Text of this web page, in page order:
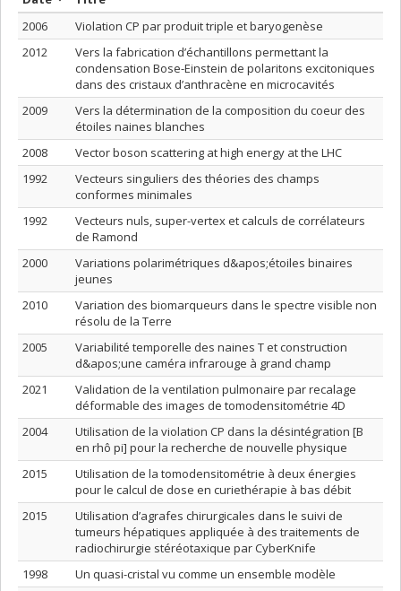
2006
Violation CP par produit triple et baryogenèse
2012
Vers la fabrication d’échantillons permettant la
condensation Bose-Einstein de polaritons excitoniques
dans des cristaux d’anthracène en microcavités
2009
Vers la détermination de la composition du coeur des
étoiles naines blanches
2008
Vector boson scattering at high energy at the LHC
1992
Vecteurs singuliers des théories des champs
conformes minimales
1992
Vecteurs nuls, super-vertex et calculs de corrélateurs
de Ramond
2000
Variations polarimétriques d&apos;étoiles binaires
jeunes
2010
Variation des biomarqueurs dans le spectre visible non
résolu de la Terre
2005
Variabilité temporelle des naines T et construction
d&apos;une caméra infrarouge à grand champ
2021
Validation de la ventilation pulmonaire par recalage
déformable des images de tomodensitométrie 4D
2004
Utilisation de la violation CP dans la désintégration [B
en rhô pi] pour la recherche de nouvelle physique
2015
Utilisation de la tomodensitométrie à deux énergies
pour le calcul de dose en curiethérapie à bas débit
2015
Utilisation d’agrafes chirurgicales dans le suivi de
tumeurs hépatiques appliquée à des traitements de
radiochirurgie stéréotaxique par CyberKnife
1998
Un quasi-cristal vu comme un ensemble modèle